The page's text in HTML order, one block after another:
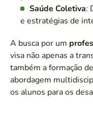
Saúde Coletiva:
e estratégias de
A busca por um
visa não apenas a
também a formação
abordagem
os alunos para os